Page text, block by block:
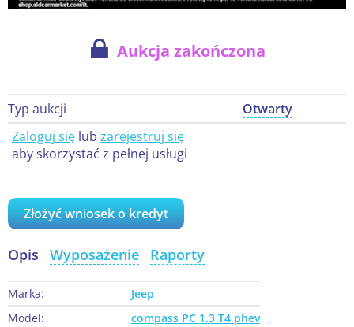
Aukcja zakończona
Typ aukcji
Otwarty
Zaloguj się lub zarejestruj się
aby skorzystać z pełnej usługi
Złożyć wniosek o kredyt
Opis Wyposażenie Raporty
Marka:
Jeep
Model:
compass PC 1.3 T4 phev